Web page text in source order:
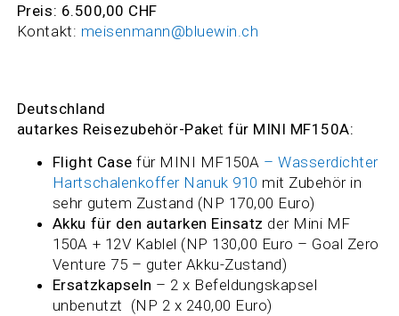
Preis: 6.500,00 CHF
Kontakt: meisenmann@bluewin.ch
Deutschland
autarkes Reisezubehör-Paket für MINI MF150A:
Flight Case für MINI MF150A – Wasserdichter
Hartschalenkoffer Nanuk 910 mit Zubehör in
sehr gutem Zustand (NP 170,00 Euro)
Akku für den autarken Einsatz der Mini MF
150A + 12V Kablel (NP 130,00 Euro – Goal Zero
Venture 75 – guter Akku-Zustand)
Ersatzkapseln – 2 x Befeldungskapsel
unbenutzt (NP 2 x 240,00 Euro)